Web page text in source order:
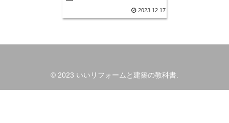
2023.12.17
© 2023 いいリフォームと建築の教科書.